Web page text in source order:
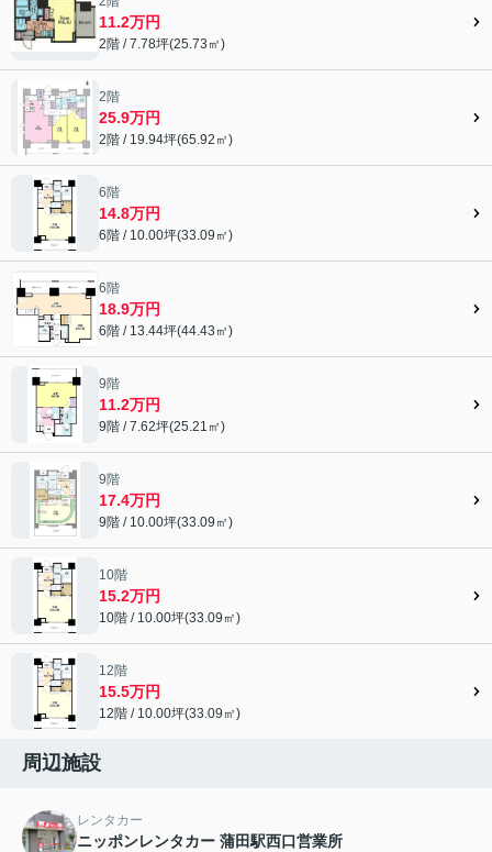
11.2万円
2階 / 7.78坪(25.73㎡)
2階
25.9万円
2階 / 19.94坪(65.92㎡)
6階
14.8万円
6階 / 10.00坪(33.09㎡)
6階
18.9万円
6階 / 13.44坪(44.43㎡)
9階
11.2万円
9階 / 7.62坪(25.21㎡)
9階
17.4万円
9階 / 10.00坪(33.09㎡)
10階
15.2万円
10階 / 10.00坪(33.09㎡)
12階
15.5万円
12階 / 10.00坪(33.09㎡)
周辺施設
レンタカー
ニッポンレンタカー 蒲田駅西口営業所